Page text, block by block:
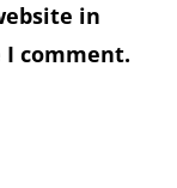
in
comment.